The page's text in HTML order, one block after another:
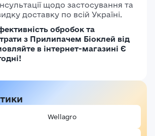
щодо застосування та
доставку по всій Україні.
обробок та
з Прилипачем Біоклей від
в інтернет-магазині Є
Wellagro